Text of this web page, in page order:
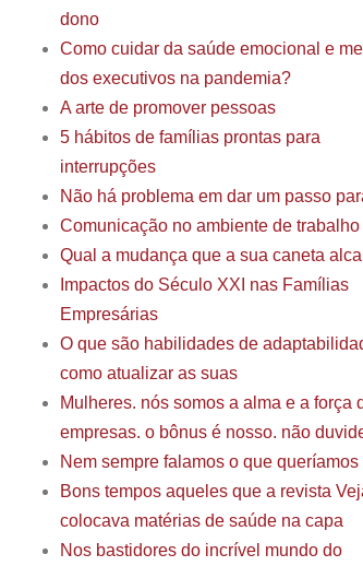
dono
Como cuidar da saúde emocional e
dos executivos na pandemia?
A arte de promover pessoas
5 hábitos de famílias prontas para
interrupções
Não há problema em dar um passo
Comunicação no ambiente de trabalho
Qual a mudança que a sua caneta
Impactos do Século XXI nas Famílias
Empresárias
O que são habilidades de
como atualizar as suas
Mulheres. nós somos a alma e a força
empresas. o bônus é nosso. não
Nem sempre falamos o que queríamos
Bons tempos aqueles que a revista
colocava matérias de saúde na capa
Nos bastidores do incrível mundo do